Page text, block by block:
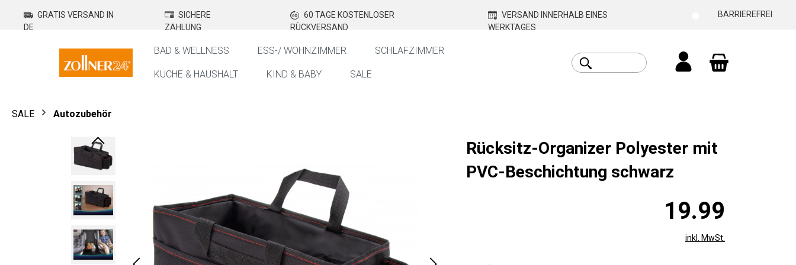
Zur Hauptnavigation springen
GRATIS VERSAND IN
DE
SICHERE
ZAHLUNG
60 TAGE KOSTENLOSER
RÜCKVERSAND
VERSAND INNERHALB EINES
WERKTAGES
BARRIEREFREI
BAD & WELLNESS ESS-/ WOHNZIMMER SCHLAFZIMMER
KÜCHE & HAUSHALT KIND & BABY
SALE
SALE Autozubehör
Bildergalerie überspringen
Rücksitz-Organizer Polyester mit
PVC-Beschichtung schwarz
19.99
inkl. MwSt.